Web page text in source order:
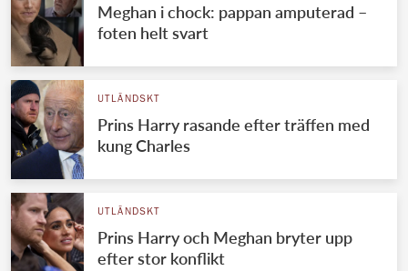
Svenska kungahuset
Brittiska kungahuset
Danska kungahuset
Spanska kungahuset
Jordanska kungahuset
Luxemburgska storhertighuset
REDAKTION
Meghan i chock: pappan amputerad –
foten helt svart
UTLÄNDSKT
Prins Harry rasande efter träffen med
kung Charles
UTLÄNDSKT
Prins Harry och Meghan bryter upp
efter stor konflikt